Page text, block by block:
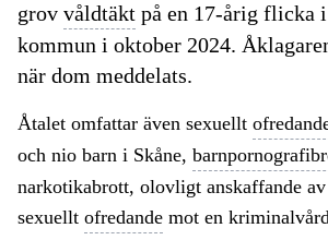
grov våldtäkt på en 17-årig flicka
kommun i oktober 2024.
när dom meddelats.
Åtalet omfattar även sexuellt
och nio barn i Skåne,
narkotikabrott, olovligt anskaffande
sexuellt ofredande mot en